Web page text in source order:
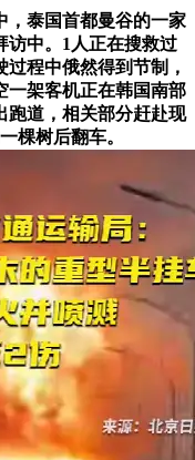
泰国首都曼谷的一家
访中。1人正在搜救过
程中俄然得到节制，
一架客机正在韩国南部
跑道，相关部分赶赴现
棵树后翻车。